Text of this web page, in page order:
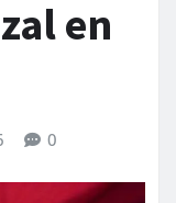
en
0